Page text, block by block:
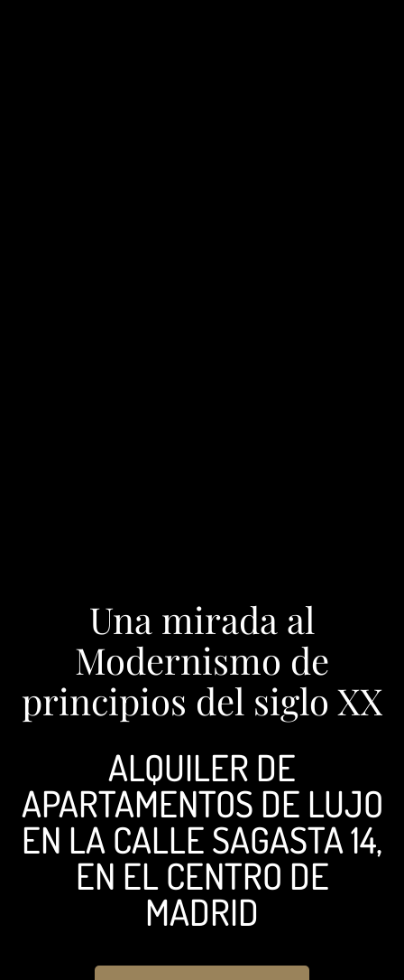
Una mirada al
Modernismo de
principios del siglo XX
ALQUILER DE
APARTAMENTOS DE LUJO
EN LA CALLE SAGASTA 14,
EN EL CENTRO DE
MADRID